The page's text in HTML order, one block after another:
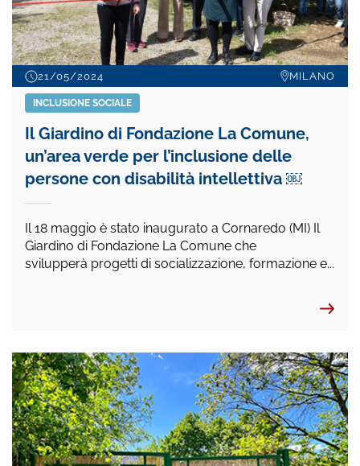
21/05/2024 MILANO
INCLUSIONE SOCIALE
Il Giardino di Fondazione La Comune,
un’area verde per l’inclusione delle
persone con disabilità intellettiva ￼
Il 18 maggio è stato inaugurato a Cornaredo (MI) Il
Giardino di Fondazione La Comune che
svilupperà progetti di socializzazione, formazione e...